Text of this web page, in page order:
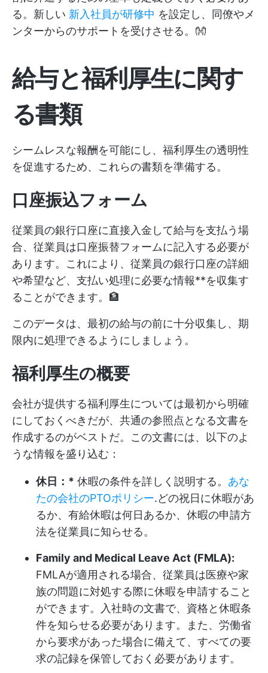
る。新しい 新入社員が研修中 を設定し、同僚やメ
ンターからのサポートを受けさせる。👐
給与と福利厚生に関す
る書類
シームレスな報酬を可能にし、福利厚生の透明性
を促進するため、これらの書類を準備する。
口座振込フォーム
従業員の銀行口座に直接入金して給与を支払う場
合、従業員は口座振替フォームに記入する必要が
あります。これにより、従業員の銀行口座の詳細
や希望など、支払い処理に必要な情報**を収集す
ることができます。🏦
このデータは、最初の給与の前に十分収集し、期
限内に処理できるようにしましょう。
福利厚生の概要
会社が提供する福利厚生については最初から明確
にしておくべきだが、共通の参照点となる文書を
作成するのがベストだ。この文書には、以下のよ
うな情報を盛り込む：
休日：* 休暇の条件を詳しく説明する。 あな
たの会社のPTOポリシー.どの祝日に休暇があ
るか、有給休暇は何日あるか、休暇の申請方
法を従業員に知らせる。
Family and Medical Leave Act (FMLA):
FMLAが適用される場合、従業員は医療や家
族の問題に対処する際に休暇を申請すること
ができます。入社時の文書で、資格と休暇条
件を知らせる必要があります。また、労働省
から要求があった場合に備えて、すべての要
求の記録を保管しておく必要があります。